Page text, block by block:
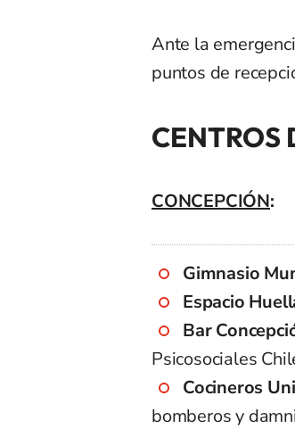
Ante la
puntos de
CENTROS
CONCEPCIÓN:
Gimnasio
Espacio
Bar
Psicosociales
Cocineros
bomberos y